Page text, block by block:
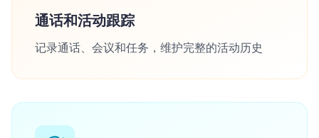
通话和活动跟踪
记录通话、会议和任务，维护完整的活动历史